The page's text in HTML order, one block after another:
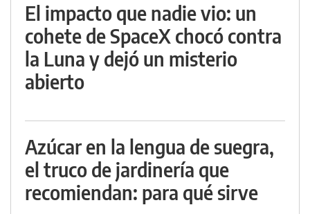
El impacto que nadie vio: un
cohete de SpaceX chocó contra
la Luna y dejó un misterio
abierto
Azúcar en la lengua de suegra,
el truco de jardinería que
recomiendan: para qué sirve